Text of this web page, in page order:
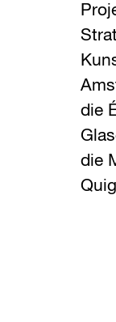
die
die